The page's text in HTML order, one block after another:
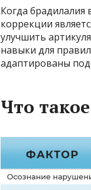
Когда
коррекции
улучшить
навыки для
адаптированы под
Что